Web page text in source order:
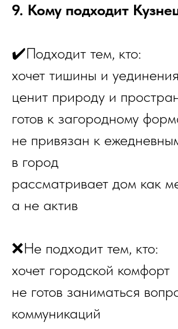
9. Кому подходит
✔️Подходит тем, кто:
хочет тишины и уединения
ценит природу и
готов к загородному
не привязан к
в город
рассматривает дом как
а не актив
❌Не подходит тем, кто:
хочет городской комфорт
не готов заниматься
коммуникаций